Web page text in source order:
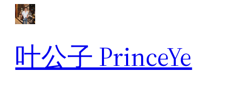
叶公子 PrinceYe